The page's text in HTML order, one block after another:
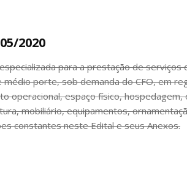
2020
para a prestação de
porte, sob demanda do CFO, em
operacional, espaço físico,
mobiliário, equipamentos,
constantes neste Edital e seus Anexos.